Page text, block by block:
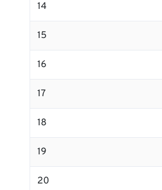
14
15
16
17
18
19
20